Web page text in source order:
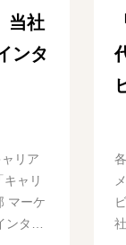
当社
ンタ
リア
ャリ
マーケ
ンタ